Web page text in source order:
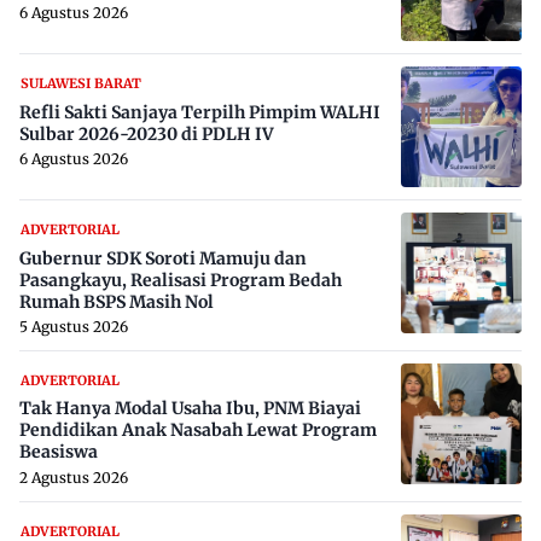
6 Agustus 2026
SULAWESI BARAT
Refli Sakti Sanjaya Terpilh Pimpim WALHI
Sulbar 2026-20230 di PDLH IV
6 Agustus 2026
ADVERTORIAL
Gubernur SDK Soroti Mamuju dan
Pasangkayu, Realisasi Program Bedah
Rumah BSPS Masih Nol
5 Agustus 2026
ADVERTORIAL
Tak Hanya Modal Usaha Ibu, PNM Biayai
Pendidikan Anak Nasabah Lewat Program
Beasiswa
2 Agustus 2026
ADVERTORIAL